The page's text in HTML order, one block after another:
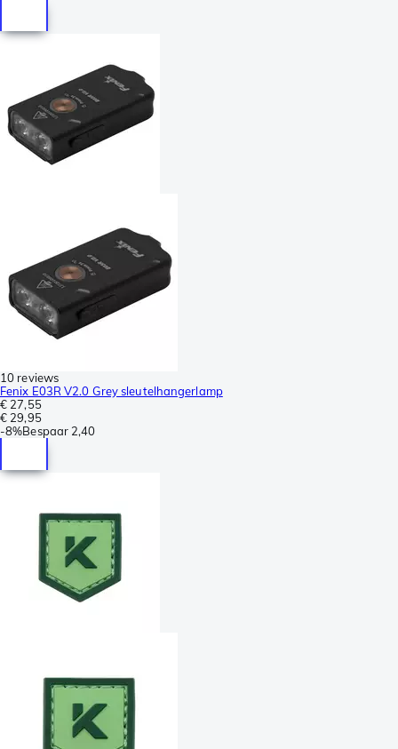
10 reviews
Fenix E03R V2.0 Grey sleutelhangerlamp
€ 27,55
€ 29,95
-8%Bespaar 2,40